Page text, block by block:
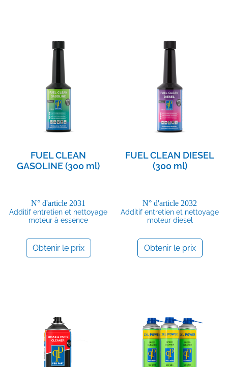
FUEL CLEAN
GASOLINE (300 ml)
N° d'article 2031
Additif entretien et nettoyage
moteur à essence
Obtenir le prix
FUEL CLEAN DIESEL
(300 ml)
N° d'article 2032
Additif entretien et nettoyage
moteur diesel
Obtenir le prix